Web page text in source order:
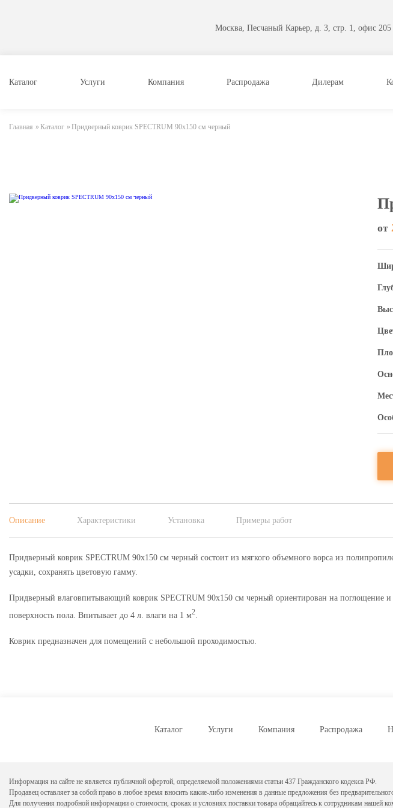
Москва, Песчаный Карьер, д. 3, стр. 1, офис 205
Каталог Услуги Компания Распродажа Дилерам
Главная »Каталог »Придверный коврик SPECTRUM 90х150 см черный
от
Описание Характеристики Установка Примеры работ
Придверный коврик SPECTRUM 90х150 см черный состоит из мягкого объемного ворса из
усадки, сохранять цветовую гамму.
Придверный влаговпитывающий коврик SPECTRUM 90х150 см черный ориентирован на поглощение и
поверхность пола. Впитывает до 4 л. влаги на 1 м2
Коврик предназначен для помещений с небольшой проходимостью.
Каталог Услуги Компания Распродажа
Информация на сайте не является публичной офертой, определяемой положениями статьи 437 Гражданского кодекса РФ.
Продавец оставляет за собой право в любое время вносить какие-либо изменения в данные предложения без
Для получения подробной информации о стоимости, сроках и условиях поставки товара обращайтесь к сотрудникам нашей